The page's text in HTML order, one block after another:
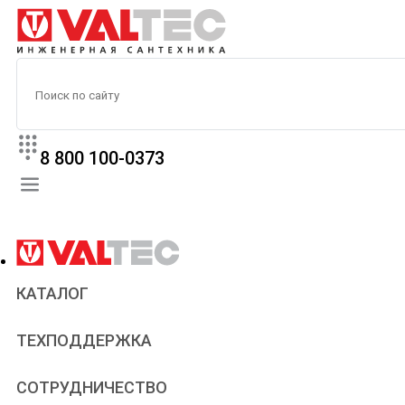
8 800 100-0373
КАТАЛОГ
ТЕХПОДДЕРЖКА
Паспорта и сертификаты
Статьи
СОТРУДНИЧЕСТВО
Сантехникам